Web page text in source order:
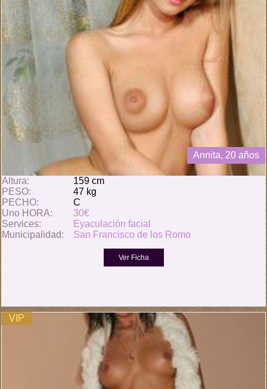
Annita, 20 años
Altura:
159 cm
PESO:
47 kg
PECHO:
C
Uno HORA:
30€
Services:
Eyaculación facial
Municipalidad:
San Francisco de los Romo
VIP